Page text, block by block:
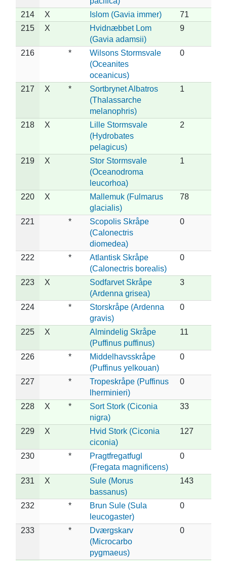
214 X Islom (Gavia immer)
71
215
X
Hvidnæbbet Lom
(Gavia adamsii)
9
216 *
Wilsons Stormsvale
(Oceanites
oceanicus)
0
217 X *
Sortbrynet Albatros
(Thalassarche
melanophris)
1
218 X
Lille Stormsvale
(Hydrobates
pelagicus)
2
219 X
Stor Stormsvale
(Oceanodroma
leucorhoa)
1
220 X
Mallemuk (Fulmarus
glacialis)
78
221 *
Scopolis Skråpe
(Calonectris
diomedea)
0
222 *
Atlantisk Skråpe
(Calonectris borealis)
0
223 X
Sodfarvet Skråpe
(Ardenna grisea)
3
224 *
Storskråpe (Ardenna
gravis)
0
225 X
Almindelig Skråpe
(Puffinus puffinus)
11
226 *
Middelhavsskråpe
(Puffinus yelkouan)
0
227 *
Tropeskråpe (Puffinus
lherminieri)
0
228 X *
Sort Stork (Ciconia
nigra)
33
229 X
Hvid Stork (Ciconia
ciconia)
127
230 *
Pragtfregatfugl
(Fregata magnificens)
0
231 X
Sule (Morus
bassanus)
143
232 *
Brun Sule (Sula
leucogaster)
0
233 *
Dværgskarv
(Microcarbo
pygmaeus)
0